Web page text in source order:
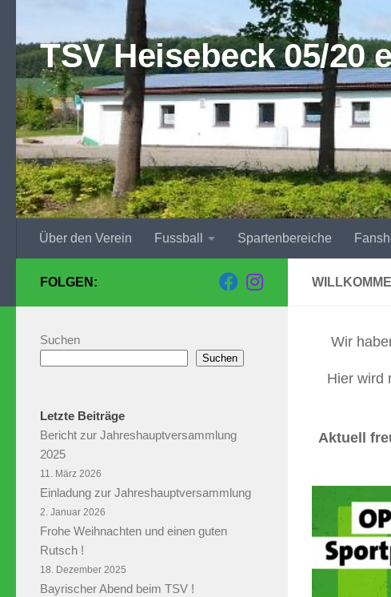
Zum Inhalt springen
TSV Heisebeck 05/20
Über den Verein Fussball Spartenbereiche
Wir
Hier wird
Aktuell
FOLGEN:
Suchen
Suchen
Letzte Beiträge
Bericht zur Jahreshauptversammlung
2025
11. März 2026
Einladung zur Jahreshauptversammlung
2. Januar 2026
Frohe Weihnachten und einen guten
Rutsch !
18. Dezember 2025
Bayrischer Abend beim TSV !